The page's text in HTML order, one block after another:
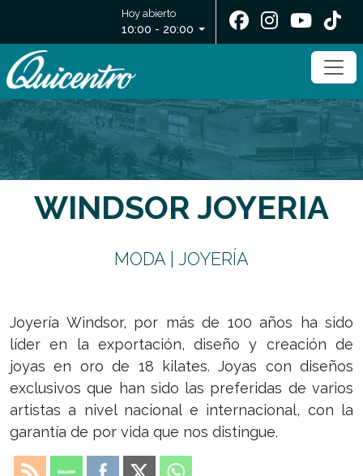
Hoy abierto
10:00 - 20:00
WINDSOR JOYERIA
MODA | JOYERÍA
Joyería Windsor, por más de 100 años ha sido
líder en la exportación, diseño y creación de
joyas en oro de 18 kilates. Joyas con diseños
exclusivos que han sido las preferidas de varios
artistas a nivel nacional e internacional, con la
garantía de por vida que nos distingue.